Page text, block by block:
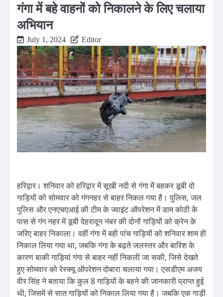
गंगा में बहे वाहनों को निकालने के लिए चलाया
अभियान
July 1, 2024 Editor
हरिद्वार। शनिवार को हरिद्वार में सूखी नदी से गंगा में बहकर डूबी दो
गाड़ियों को सोमवार को गंगनहर से बाहर निकल गया है। पुलिस, जल
पुलिस और एनएचएआई की टीम के ज्वाइंट ऑपरेशन में डाम कोठी के
पास से गंग नहर में डूबी देहरादून नंबर की दोनों गाड़ियों को क्रेन के
जरिए बाहर निकाला। वहीं गंगा में बही पांच गाड़ियों को शनिवार शाम ही
निकाल लिया गया था, जबकि गंगा के बढ़ते जलस्तर और बारिश के
कारण बाकी गाड़ियां गंगा से बाहर नहीं निकली जा सकी, जिसे देखते
हुए सोमवार को रेस्क्यू ऑपरेशन दोबारा चलाया गया। एसडीएम अजय
वीर सिंह ने बताया कि कुल 8 गाड़ियों के बहने की जानकारी प्राप्त हुई
थी, जिसमें से सात गाड़ियों को निकाल लिया गया है। जबकि एक गाड़ी